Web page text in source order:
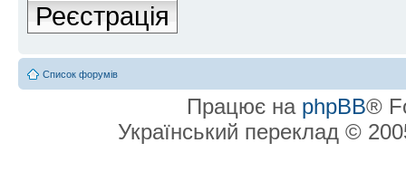
Реєстрація
Список форумів
Працює на phpBB®
Український переклад ©